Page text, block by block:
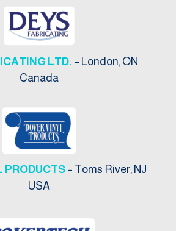
LTD. – London, ON
Canada
PRODUCTS– Toms River, NJ
USA